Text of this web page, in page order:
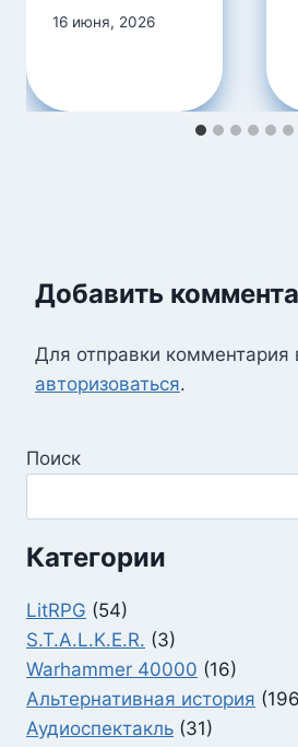
16 июня, 2026
Добавить
Для отправки
авторизоваться.
Поиск
Категории
LitRPG (54)
S.T.A.L.K.E.R. (3)
Warhammer 40000 (16)
Альтернативная история
Аудиоспектакль (31)